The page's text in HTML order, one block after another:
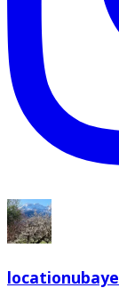
locationubaye